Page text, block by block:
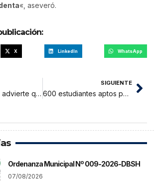
«, aseveró.
X LinkedIn WhatsApp
Poder Judicial advierte que más de 100 casos de crimen organizado y corrupción podrían retrasarse por ley del Congreso
SIGUIENTE
600 estudiantes aptos para postular al COAR San Martín
Ordenanza Municipal Nº 009-2026-DBSH
07/08/2026